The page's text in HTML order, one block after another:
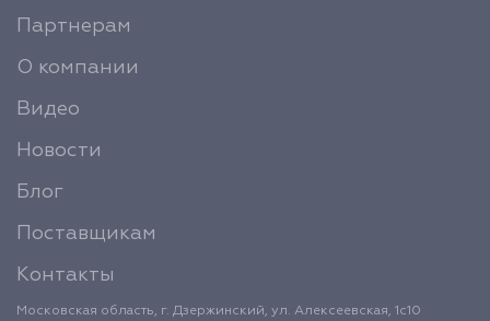
Партнерам
О компании
Видео
Новости
Блог
Поставщикам
Контакты
Московская область, г. Дзержинский, ул. Алексеевская, 1с10